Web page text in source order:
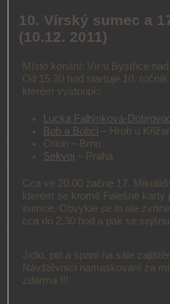
10. Vírský sumec a
(10.12. 2011)
Místo konání: Vír u Bystřice
Od 15.30 hod startuje 10.
kterém vystoupí::
Lucka Faltýnková-
Bob a Bobci – Hrob u
Orion – Brno
Sekvoj – Praha
Cca ve 20.00 začne 17.
kterém se kromě Falešné
sumce. Obvykle se to ale
cca do 2.30 hod a pak se
Jídlo, pití a spaní na sále
Návštěvníci namaskovaní za
zdarma !!!